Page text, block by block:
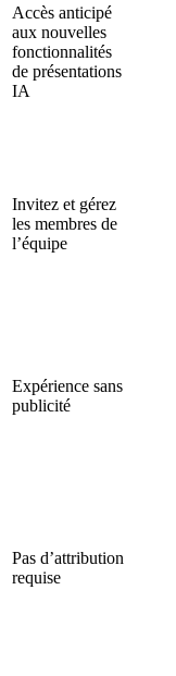
Accès anticipé
aux nouvelles
fonctionnalités
de présentations
IA
Invitez et gérez
les membres de
l’équipe
Expérience sans
publicité
Pas d’attribution
requise